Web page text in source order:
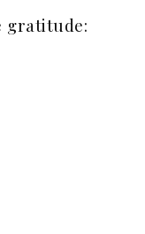
gratitude: